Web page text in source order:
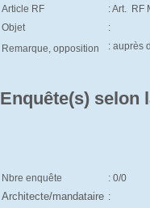
Article RF
: Art. RF
Objet
:
Remarque, opposition
: auprès
Enquête(s) selon
Nbre enquête : 0/0
Architecte/mandataire :